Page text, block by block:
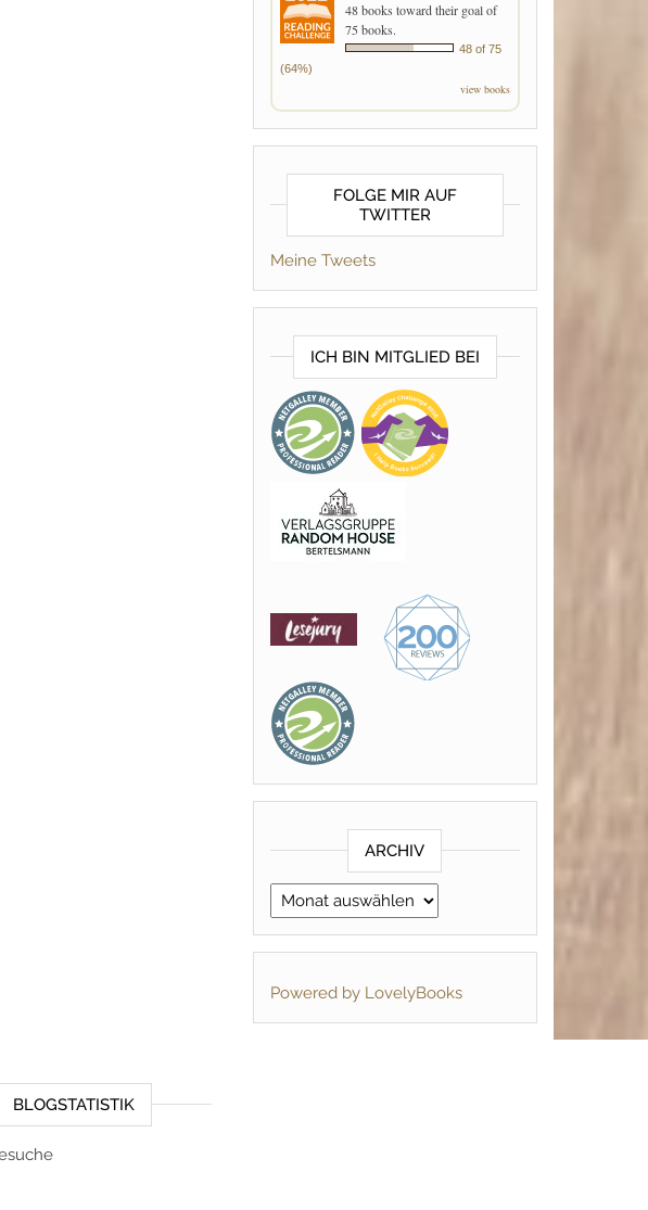
48 books toward their goal of
75 books.
48 of 75
(64%)
view books
FOLGE MIR AUF
TWITTER
Meine Tweets
ICH BIN MITGLIED BEI
ARCHIV
Archiv
Powered by LovelyBooks
BLOGSTATISTIK